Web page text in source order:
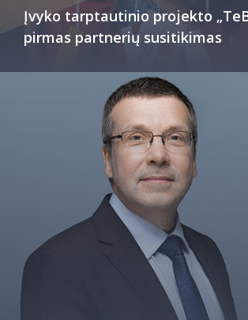
Įvyko tarptautinio projekto
pirmas partnerių susitikimas